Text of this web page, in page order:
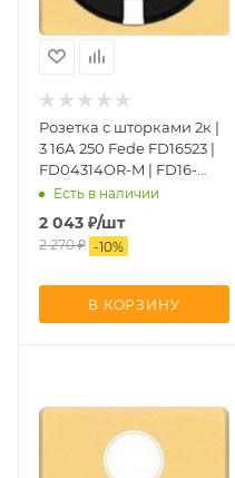
Розетка с шторками 2к |
3 16А 250 Fede FD16523 |
FD04314OR-M | FD16-
BAST
Есть в наличии
2 043 ₽/шт
2 270₽ -10%
В КОРЗИНУ